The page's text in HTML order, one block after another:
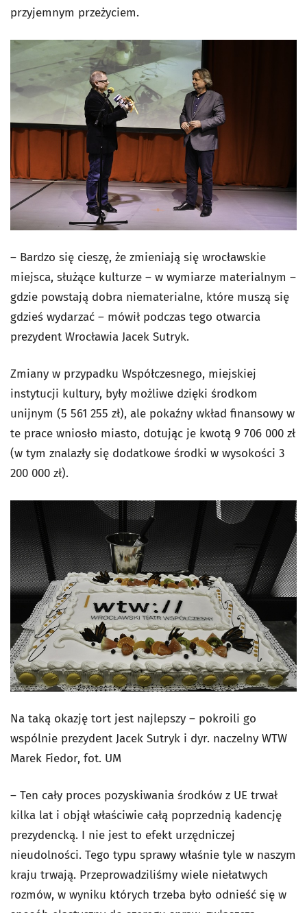
przyjemnym przeżyciem.
– Bardzo się cieszę, że zmieniają się wrocławskie
miejsca, służące kulturze – w wymiarze materialnym –
gdzie powstają dobra niematerialne, które muszą się
gdzieś wydarzać – mówił podczas tego otwarcia
prezydent Wrocławia Jacek Sutryk.
Zmiany w przypadku Współczesnego, miejskiej
instytucji kultury, były możliwe dzięki środkom
unijnym (5 561 255 zł), ale pokaźny wkład finansowy w
te prace wniosło miasto, dotując je kwotą 9 706 000 zł
(w tym znalazły się dodatkowe środki w wysokości 3
200 000 zł).
Na taką okazję tort jest najlepszy – pokroili go
wspólnie prezydent Jacek Sutryk i dyr. naczelny WTW
Marek Fiedor, fot. UM
– Ten cały proces pozyskiwania środków z UE trwał
kilka lat i objął właściwie całą poprzednią kadencję
prezydencką. I nie jest to efekt urzędniczej
nieudolności. Tego typu sprawy właśnie tyle w naszym
kraju trwają. Przeprowadziliśmy wiele niełatwych
rozmów, w wyniku których trzeba było odnieść się w